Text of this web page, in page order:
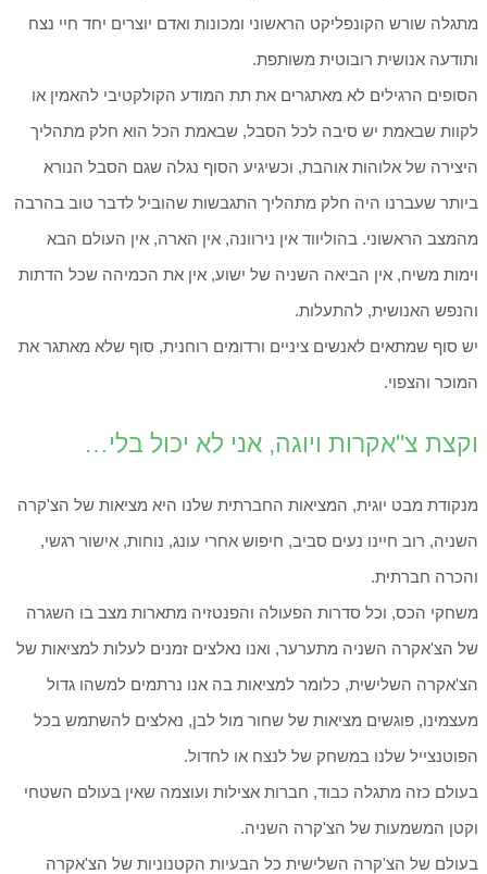
מתגלה שורש הקונפליקט הראשוני ומכונות ואדם יוצרים יחד חיי נצח
ותודעה אנושית רובוטית משותפת.
הסופים הרגילים לא מאתגרים את תת המודע הקולקטיבי להאמין או
לקוות שבאמת יש סיבה לכל הסבל, שבאמת הכל הוא חלק מתהליך
היצירה של אלוהות אוהבת, וכשיגיע הסוף נגלה שגם הסבל הנורא
ביותר שעברנו היה חלק מתהליך התגבשות שהוביל לדבר טוב בהרבה
מהמצב הראשוני. בהוליווד אין נירוונה, אין הארה, אין העולם הבא
וימות משיח, אין הביאה השניה של ישוע, אין את הכמיהה שכל הדתות
והנפש האנושית, להתעלות.
יש סוף שמתאים לאנשים ציניים ורדומים רוחנית, סוף שלא מאתגר את
המוכר והצפוי.
וקצת צ"אקרות ויוגה, אני לא יכול בלי…
מנקודת מבט יוגית, המציאות החברתית שלנו היא מציאות של הצ'קרה
השניה, רוב חיינו נעים סביב, חיפוש אחרי עונג, נוחות, אישור רגשי,
והכרה חברתית.
משחקי הכס, וכל סדרות הפעולה והפנטזיה מתארות מצב בו השגרה
של הצ'אקרה השניה מתערער, ואנו נאלצים זמנים לעלות למציאות של
הצ'אקרה השלישית, כלומר למציאות בה אנו נרתמים למשהו גדול
מעצמינו, פוגשים מציאות של שחור מול לבן, נאלצים להשתמש בכל
הפוטנצייל שלנו במשחק של לנצח או לחדול.
בעולם כזה מתגלה כבוד, חברות אצילות ועוצמה שאין בעולם השטחי
וקטן המשמעות של הצ'קרה השניה.
בעולם של הצ'קרה השלישית כל הבעיות הקטנוניות של הצ'אקרה